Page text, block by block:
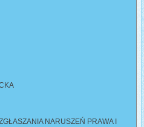
NARUSZEŃ PRAWA I